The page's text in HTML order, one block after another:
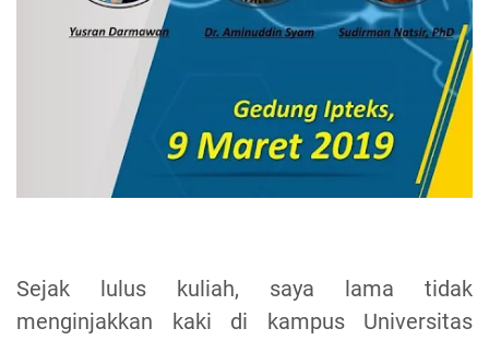
Sejak lulus kuliah, saya lama tidak
menginjakkan kaki di kampus Universitas